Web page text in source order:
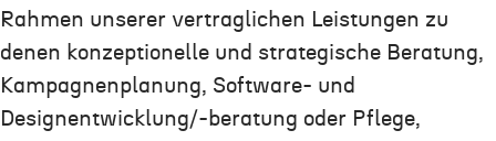
Rahmen unserer vertraglichen Leistungen zu
denen konzeptionelle und strategische Beratung,
Kampagnenplanung, Software- und
Designentwicklung/-beratung oder Pflege,